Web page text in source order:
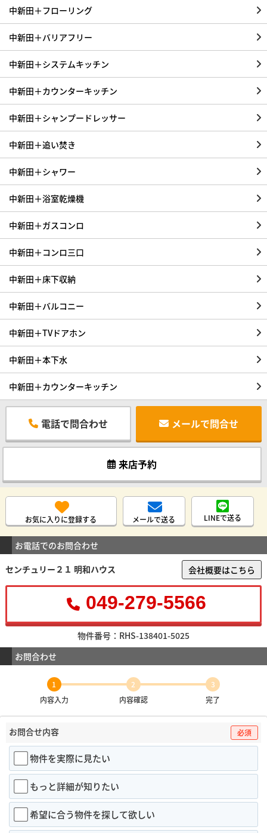
中新田＋フローリング
中新田＋バリアフリー
中新田＋システムキッチン
中新田＋カウンターキッチン
中新田＋シャンプードレッサー
中新田＋追い焚き
中新田＋シャワー
中新田＋浴室乾燥機
中新田＋ガスコンロ
中新田＋コンロ三口
中新田＋床下収納
中新田＋バルコニー
中新田＋TVドアホン
中新田＋本下水
中新田＋カウンターキッチン
電話で問合わせ メールで問合せ
来店予約
お気に入りに登録する メールで送る LINEで送る
お電話でのお問合わせ
センチュリー２１ 明和ハウス
会社概要はこちら
049-279-5566
物件番号：RHS-138401-5025
お問合わせ
1
内容入力
2
内容確認
3
完了
お問合せ内容 必須
物件を実際に見たい
もっと詳細が知りたい
希望に合う物件を探して欲しい